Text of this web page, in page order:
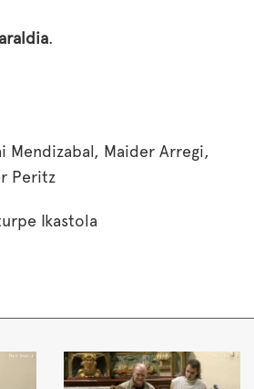
.
Mendizabal, Maider Arregi,
Peritz
Ikastola